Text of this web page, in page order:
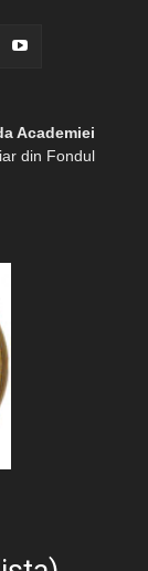
Academiei
din Fondul